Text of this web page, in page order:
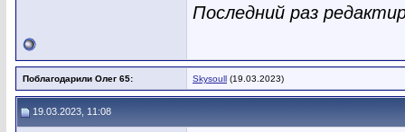
Последний раз
Поблагодарили Олег 65: Skysoull (19.03.2023)
19.03.2023, 11:08